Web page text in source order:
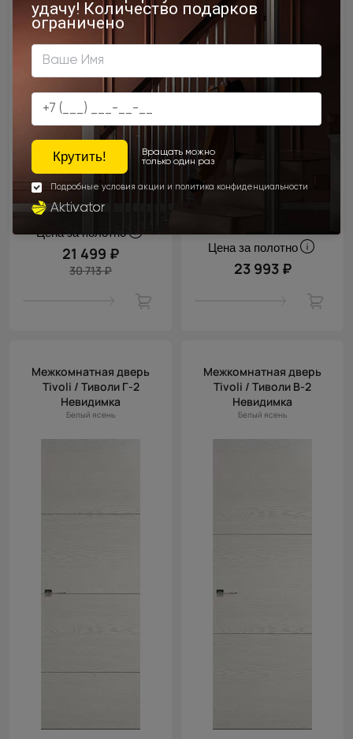
Цена за полотно
21 499 ₽
30 713 ₽
Цена за полотно
23 993 ₽
Межкомнатная дверь
Tivoli / Тиволи Г-2
Невидимка
Белый ясень
Межкомнатная дверь
Tivoli / Тиволи В-2
Невидимка
Белый ясень